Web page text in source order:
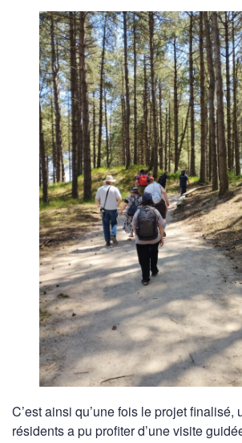
C’est ainsi qu’une fois le projet finalisé,
résidents a pu profiter d’une visite